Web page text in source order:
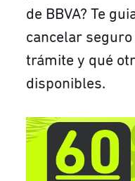
de BBVA? Te
cancelar
trámite y qué
disponibles.